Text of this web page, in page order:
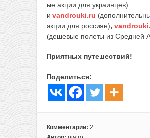
ые акции для украинцев)
и vandrouki.ru
акции для россиян),
(дешевые полеты из Средней
Приятных путешествий!
Поделиться:
Комментарии: 2